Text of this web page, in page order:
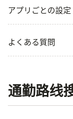
アプリごとの設定
よくある質問
通勤路线